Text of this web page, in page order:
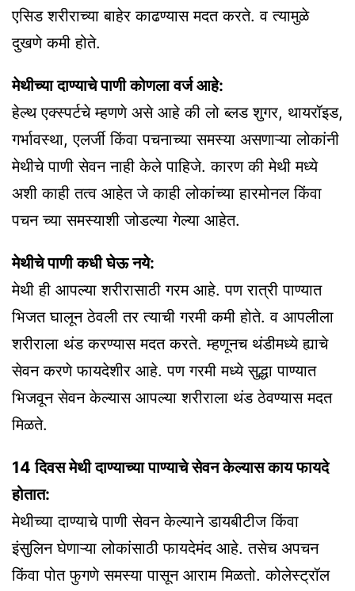
एसिड शरीराच्या बाहेर काढण्यास मदत करते. व त्यामुळे
दुखणे कमी होते.
मेथीच्या दाण्याचे पाणी कोणला वर्ज आहे:
हेल्थ एक्स्पर्टचे म्हणणे असे आहे की लो ब्लड शुगर, थायरॉइड,
गर्भावस्था, एलर्जी किंवा पचनाच्या समस्या असणाऱ्या लोकांनी
मेथीचे पाणी सेवन नाही केले पाहिजे. कारण की मेथी मध्ये
अशी काही तत्व आहेत जे काही लोकांच्या हारमोनल किंवा
पचन च्या समस्याशी जोडल्या गेल्या आहेत.
मेथीचे पाणी कधी घेऊ नये:
मेथी ही आपल्या शरीरासाठी गरम आहे. पण रात्री पाण्यात
भिजत घालून ठेवली तर त्याची गरमी कमी होते. व आपलीला
शरीराला थंड करण्यास मदत करते. म्हणूनच थंडीमध्ये ह्याचे
सेवन करणे फायदेशीर आहे. पण गरमी मध्ये सुद्धा पाण्यात
भिजवून सेवन केल्यास आपल्या शरीराला थंड ठेवण्यास मदत
मिळते.
14 दिवस मेथी दाण्याच्या पाण्याचे सेवन केल्यास काय फायदे
होतात:
मेथीच्या दाण्याचे पाणी सेवन केल्याने डायबीटीज किंवा
इंसुलिन घेणाऱ्या लोकांसाठी फायदेमंद आहे. तसेच अपचन
किंवा पोत फुगणे समस्या पासून आराम मिळतो. कोलेस्ट्रॉल